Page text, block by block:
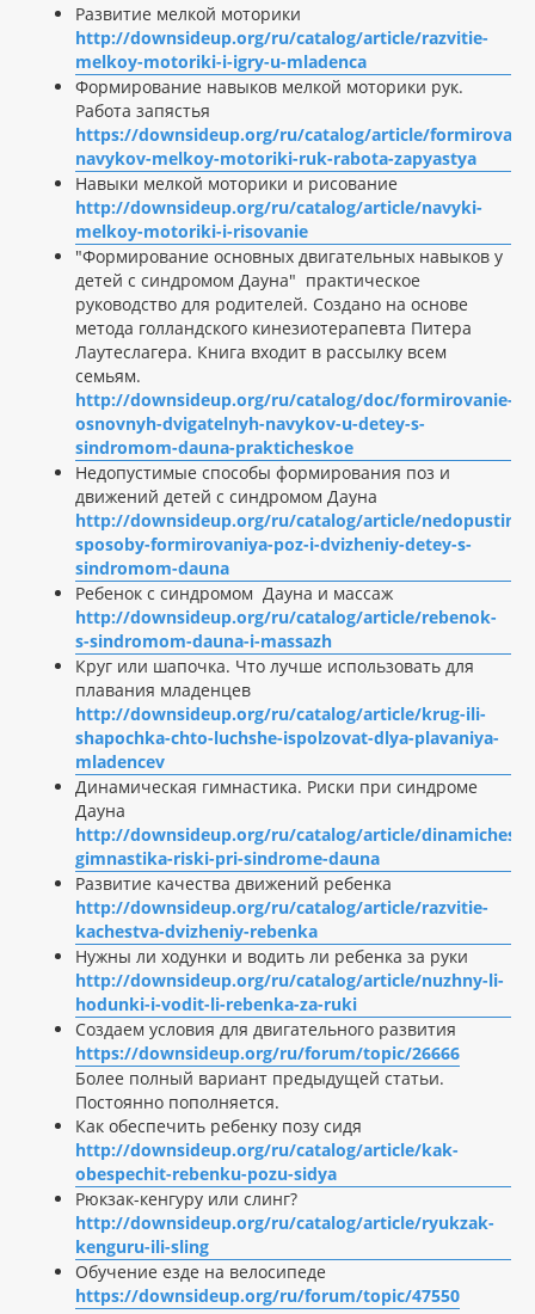
Развитие мелкой моторики
http://downsideup.org/ru/catalog/article/razvitie-
melkoy-motoriki-i-igry-u-mladenca
Формирование навыков мелкой моторики рук.
Работа запястья
https://downsideup.org/ru/catalog/article/
navykov-melkoy-motoriki-ruk-rabota-zapyastya
Навыки мелкой моторики и рисование
http://downsideup.org/ru/catalog/article/navyki-
melkoy-motoriki-i-risovanie
"Формирование основных двигательных навыков у
детей с синдромом Дауна" практическое
руководство для родителей. Создано на основе
метода голландского кинезиотерапевта Питера
Лаутеслагера. Книга входит в рассылку всем
семьям.
http://downsideup.org/ru/catalog/doc/formirovanie-
osnovnyh-dvigatelnyh-navykov-u-detey-s-
sindromom-dauna-prakticheskoe
Недопустимые способы формирования поз и
движений детей с синдромом Дауна
http://downsideup.org/ru/catalog/article/
sposoby-formirovaniya-poz-i-dvizheniy-detey-s-
sindromom-dauna
Ребенок с синдромом Дауна и массаж
http://downsideup.org/ru/catalog/article/rebenok-
s-sindromom-dauna-i-massazh
Круг или шапочка. Что лучше использовать для
плавания младенцев
http://downsideup.org/ru/catalog/article/krug-ili-
shapochka-chto-luchshe-ispolzovat-dlya-plavaniya-
mladencev
Динамическая гимнастика. Риски при синдроме
Дауна
http://downsideup.org/ru/catalog/article/
gimnastika-riski-pri-sindrome-dauna
Развитие качества движений ребенка
http://downsideup.org/ru/catalog/article/razvitie-
kachestva-dvizheniy-rebenka
Нужны ли ходунки и водить ли ребенка за руки
http://downsideup.org/ru/catalog/article/nuzhny-li-
hodunki-i-vodit-li-rebenka-za-ruki
Создаем условия для двигательного развития
https://downsideup.org/ru/forum/topic/26666
Более полный вариант предыдущей статьи.
Постоянно пополняется.
Как обеспечить ребенку позу сидя
http://downsideup.org/ru/catalog/article/kak-
obespechit-rebenku-pozu-sidya
Рюкзак-кенгуру или слинг?
http://downsideup.org/ru/catalog/article/ryukzak-
kenguru-ili-sling
Обучение езде на велосипеде
https://downsideup.org/ru/forum/topic/47550